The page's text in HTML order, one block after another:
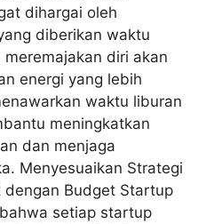
dihargai oleh
diberikan waktu
diri akan
energi yang lebih
waktu liburan
meningkatkan
dan menjaga
Menyesuaikan Strategi
dengan Budget Startup
setiap startup